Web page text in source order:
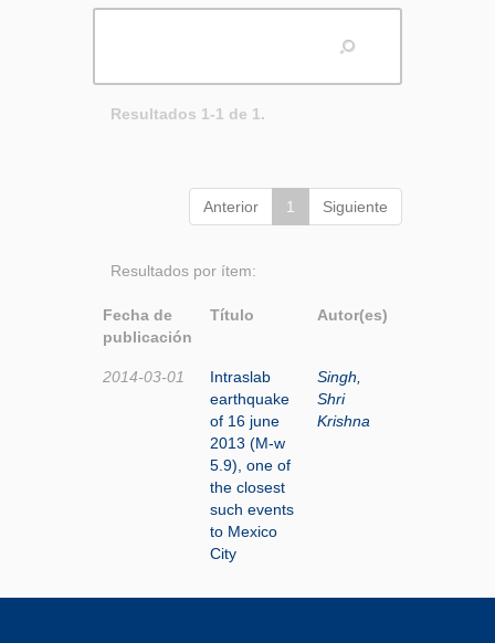
Resultados 1-1 de 1.
Anterior 1 Siguiente
Resultados por ítem:
Fecha de
publicación
Título Autor(es)
2014-03-01
Intraslab
earthquake
of 16 june
2013 (M-w
5.9), one of
the closest
such events
to Mexico
City
Singh,
Shri
Krishna